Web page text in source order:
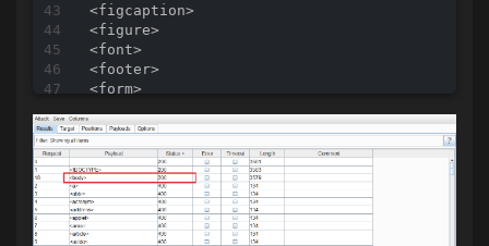
<figcaption>
<figure>
<font>
<footer>
<form>
<frameset>
<h1> to <h6>
<head>
<header>
<